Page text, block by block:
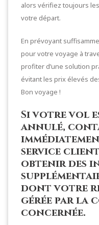
alors vérifiez toujours
votre départ.
En prévoyant
pour votre voyage à
profiter d’une solution
évitant les prix élevés
Bon voyage !
Si votre vol
annulé,
service
obtenir des
dont votre
gérée par la
concernée.